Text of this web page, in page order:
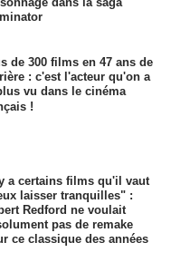
de 300 films en 47 ans de
: c'est l'acteur qu'on a
vu dans le cinéma
!
a certains films qu'il vaut
laisser tranquilles" :
Redford ne voulait
pas de remake
ce classique des années